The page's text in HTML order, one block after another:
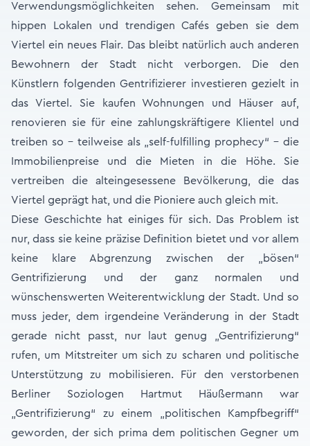
Verwendungsmöglichkeiten sehen. Gemeinsam mit
hippen Lokalen und trendigen Cafés geben sie dem
Viertel ein neues Flair. Das bleibt natürlich auch anderen
Bewohnern der Stadt nicht verborgen. Die den
Künstlern folgenden Gentrifizierer investieren gezielt in
das Viertel. Sie kaufen Wohnungen und Häuser auf,
renovieren sie für eine zahlungskräftigere Klientel und
treiben so – teilweise als „self-fulfilling prophecy“ – die
Immobilienpreise und die Mieten in die Höhe. Sie
vertreiben die alteingesessene Bevölkerung, die das
Viertel geprägt hat, und die Pioniere auch gleich mit.
Diese Geschichte hat einiges für sich. Das Problem ist
nur, dass sie keine präzise Definition bietet und vor allem
keine klare Abgrenzung zwischen der „bösen“
Gentrifizierung und der ganz normalen und
wünschenswerten Weiterentwicklung der Stadt. Und so
muss jeder, dem irgendeine Veränderung in der Stadt
gerade nicht passt, nur laut genug „Gentrifizierung“
rufen, um Mitstreiter um sich zu scharen und politische
Unterstützung zu mobilisieren. Für den verstorbenen
Berliner Soziologen Hartmut Häußermann war
„Gentrifizierung“ zu einem „politischen Kampfbegriff“
geworden, der sich prima dem politischen Gegner um